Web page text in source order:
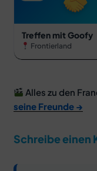
Treffen mit Goofy
Frontierland
Alles zu den
seine Freunde →
Schreibe einen